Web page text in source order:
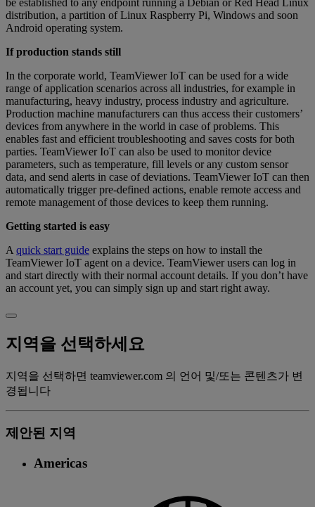
distribution, a partition of Linux Raspberry Pi, Windows and soon
Android operating system.
If production stands still
In the corporate world, TeamViewer IoT can be used for a wide
range of application scenarios across all industries, for example in
manufacturing, heavy industry, process industry and agriculture.
Production machine manufacturers can thus access their customers’
devices from anywhere in the world in case of problems. This
enables fast and efficient troubleshooting and saves costs for both
parties. TeamViewer IoT can also be used to monitor device
parameters, such as temperature, fill levels or any custom sensor
data, and send alerts in case of deviations. TeamViewer IoT can then
automatically trigger pre-defined actions, enable remote access and
remote management of those devices to keep them running.
Getting started is easy
A quick start guide explains the steps on how to install the
TeamViewer IoT agent on a device. TeamViewer users can log in
and start directly with their normal account details. If you don’t have
an account yet, you can simply sign up and start right away.
지역을 선택하세요
지역을 선택하면 teamviewer.com 의 언어 및/또는 콘텐츠가 변
경됩니다
제안된 지역
Americas